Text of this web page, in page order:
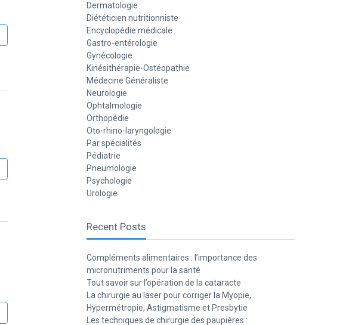
Dermatologie
Diététicien nutritionniste
Encyclopédie médicale
Gastro-entérologie
Gynécologie
Kinésithérapie-Ostéopathie
Médecine Généraliste
Neurologie
Ophtalmologie
Orthopédie
Oto-rhino-laryngologie
Par spécialités
Pédiatrie
Pneumologie
Psychologie
Urologie
Recent Posts
Compléments alimentaires : l’importance des
micronutriments pour la santé
Tout savoir sur l’opération de la cataracte
La chirurgie au laser pour corriger la Myopie,
Hypermétropie, Astigmatisme et Presbytie
Les techniques de chirurgie des paupières :